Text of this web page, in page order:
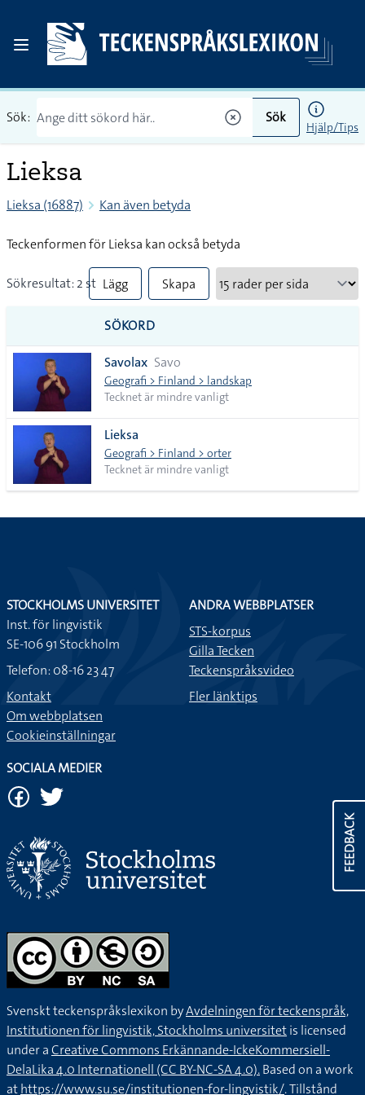
Sök: Sök
Hjälp/Tips
Lieksa
Lieksa (16887) Kan även betyda
Teckenformen för Lieksa kan också betyda
Sökresultat: 2 st Lägg
till
alla i
lista
Skapa
SÖKORD
Savolax Savo
Geografi > Finland > landskap
Tecknet är mindre vanligt
Lieksa
Geografi > Finland > orter
Tecknet är mindre vanligt
FEEDBACK
STOCKHOLMS UNIVERSITET
Inst. för lingvistik
SE-106 91 Stockholm
Telefon: 08-16 23 47
Kontakt
Om webbplatsen
Cookieinställningar
ANDRA WEBBPLATSER
STS-korpus
Gilla Tecken
Teckenspråksvideo
Fler länktips
SOCIALA MEDIER
Svenskt teckenspråkslexikon byAvdelningen för teckenspråk,
Institutionen för lingvistik, Stockholms universitetis licensed
under aCreative Commons Erkännande-IckeKommersiell-
DelaLika 4.0 Internationell (CC BY-NC-SA 4.0).Based on a work
athttps://www.su.se/institutionen-for-lingvistik/. Tillstånd